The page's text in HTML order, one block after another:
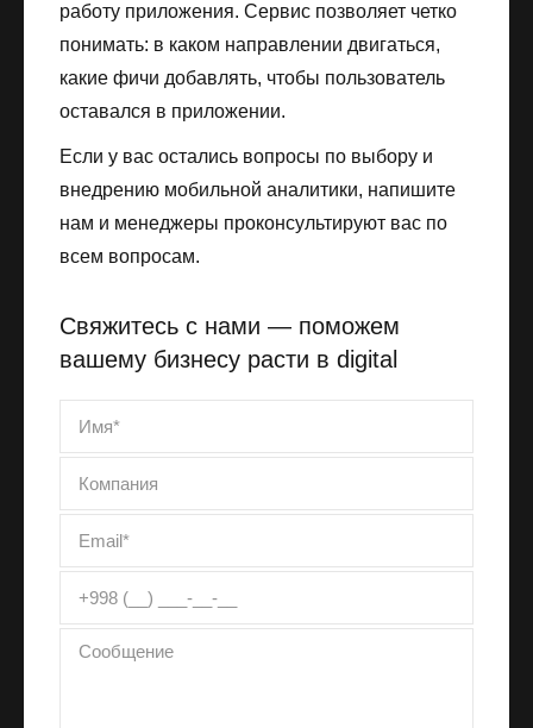
работу приложения. Сервис позволяет четко
понимать: в каком направлении двигаться,
какие фичи добавлять, чтобы пользователь
оставался в приложении.
Если у вас остались вопросы по выбору и
внедрению мобильной аналитики, напишите
нам и менеджеры проконсультируют вас по
всем вопросам.
Свяжитесь с нами — поможем
вашему бизнесу расти в digital